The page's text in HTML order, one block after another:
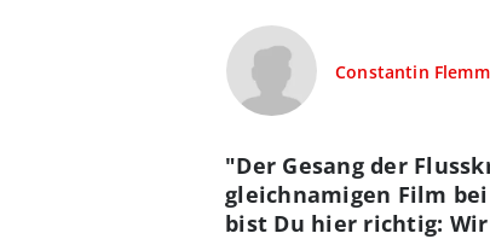
Constantin
"Der Gesang der
gleichnamigen Film
bist Du hier richtig: Wir